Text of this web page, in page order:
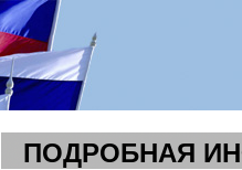
ПОДРОБНАЯ